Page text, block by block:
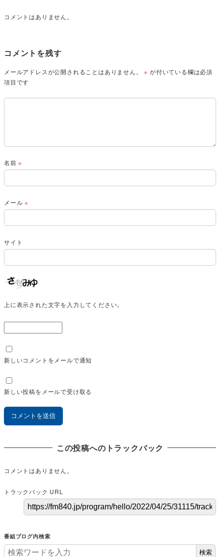
コメントはありません。
コメントを残す
メールアドレスが公開されることはありません。 ※ が付いている欄は必須
項目です
名前※
メール※
サイト
上に表示された文字を入力してください。
新しいコメントをメールで通知
新しい投稿をメールで受け取る
この投稿へのトラックバック
コメントはありません。
トラックバック URL
番組ブログ内検索
検索